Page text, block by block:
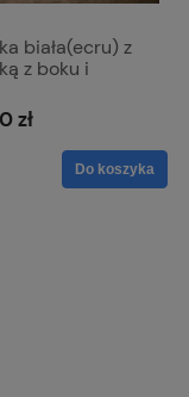
biała(ecru) z
z boku i
ślubna
zł
Do koszyka